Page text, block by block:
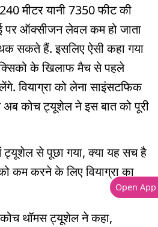
मीटर यानी 7350 फीट की
पर ऑक्सीजन लेवल कम हो जाता
सकते हैं. इसलिए ऐसी कहा गया
के खिलाफ मैच से पहले
वियाग्रा को लेना साइंसटफिक
अब कोच ट्यूशेल ने इस बात को पूरी
ट्यूशेल से पूछा गया, क्या यह सच है
करने के लिए वियाग्रा का
थॉमस ट्यूशेल ने कहा,
Open App